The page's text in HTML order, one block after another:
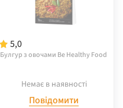
5,0
Булгур з овочами Be Healthy Food
Немає в наявності
Повідомити